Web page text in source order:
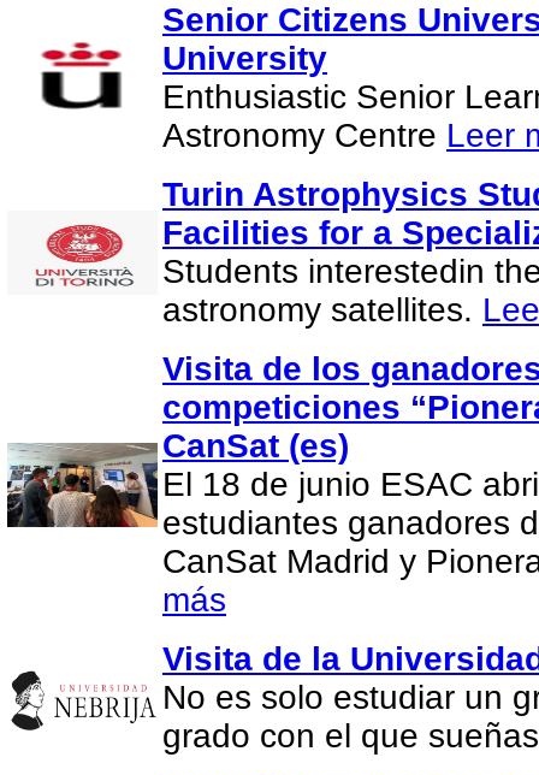
Senior Citizens
University
Enthusiastic Senior
Astronomy Centre Leer
Turin Astrophysics
Facilities for a
Students interestedin
astronomy satellites.
Visita de los
competiciones
CanSat (es)
El 18 de junio ESAC
estudiantes ganadores
CanSat Madrid y
más
Visita de la
No es solo estudiar un
grado con el que